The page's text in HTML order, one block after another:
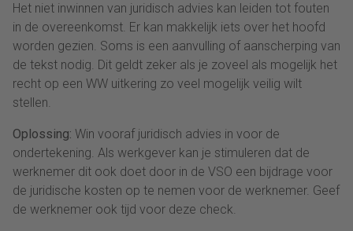
Het niet inwinnen van juridisch advies kan leiden tot fouten
in de overeenkomst. Er kan makkelijk iets over het hoofd
worden gezien. Soms is een aanvulling of aanscherping van
de tekst nodig. Dit geldt zeker als je zoveel als mogelijk het
recht op een WW uitkering zo veel mogelijk veilig wilt
stellen.
Oplossing: Win vooraf juridisch advies in voor de
ondertekening. Als werkgever kan je stimuleren dat de
werknemer dit ook doet door in de VSO een bijdrage voor
de juridische kosten op te nemen voor de werknemer. Geef
de werknemer ook tijd voor deze check.